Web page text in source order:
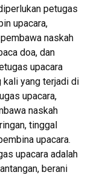
petugas
upacara,
naskah
doa, dan
upacara
yang terjadi di
upacara,
naskah
tinggal
upacara.
upacara adalah
berani